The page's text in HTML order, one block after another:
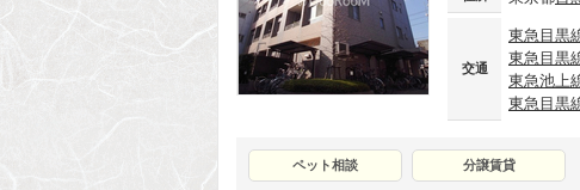
交通
東急目黒
東急目黒
東急池上
東急目黒
ペット相談 分譲賃貸